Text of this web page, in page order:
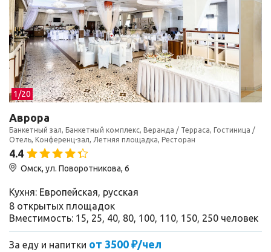
1/20
Аврора
Банкетный зал, Банкетный комплекс, Веранда / Терраса, Гостиница /
Отель, Конференц-зал, Летняя площадка, Ресторан
4.4
Омск, ул. Поворотникова, 6
Кухня: Европейская, русская
8 открытых площадок
Вместимость: 15, 25, 40, 80, 100, 110, 150, 250 человек
За еду и напитки от 3500 ₽/чел